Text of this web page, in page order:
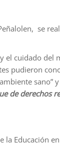
se
el cuidado del
pudieron
sano”
de derechos
la Educación